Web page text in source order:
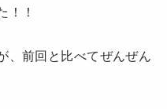
！！
、前回と比べてぜんぜん